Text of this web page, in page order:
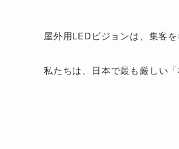
屋外用LEDビジョンは、集客
私たちは、日本で最も厳しい